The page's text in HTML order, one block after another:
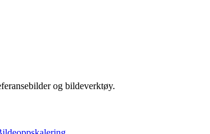
og bildeverktøy.